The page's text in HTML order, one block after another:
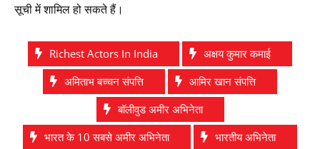
सूची में शामिल हो सकते हैं।
Richest Actors In India
अक्षय कुमार कमाई
अमिताभ बच्चन संपत्ति
आमिर खान संपत्ति
बॉलीवुड अमीर अभिनेता
भारत के 10 सबसे अमीर अभिनेता
भारतीय अभिनेता